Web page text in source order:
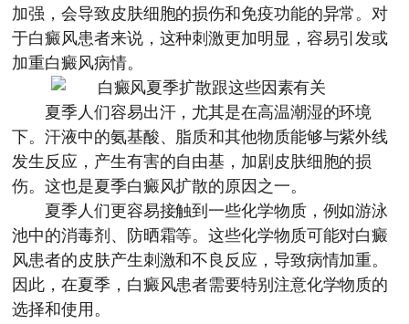
加强，会导致皮肤细胞的损伤和免疫功能的异常。对
于白癜风患者来说，这种刺激更加明显，容易引发或
加重白癜风病情。
夏季人们容易出汗，尤其是在高温潮湿的环境
下。汗液中的氨基酸、脂质和其他物质能够与紫外线
发生反应，产生有害的自由基，加剧皮肤细胞的损
伤。这也是夏季白癜风扩散的原因之一。
夏季人们更容易接触到一些化学物质，例如游泳
池中的消毒剂、防晒霜等。这些化学物质可能对白癜
风患者的皮肤产生刺激和不良反应，导致病情加重。
因此，在夏季，白癜风患者需要特别注意化学物质的
选择和使用。